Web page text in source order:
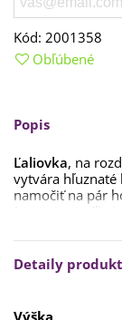
Kód: 2001358
Obľúbené
Popis
Ľaliovka, na
vytvára hľuznaté
namočiť na pár
(marec – apríl)
teplota pre rast
teplote v
Dužinaté korene
prechádzajú do
Detaily
Výška